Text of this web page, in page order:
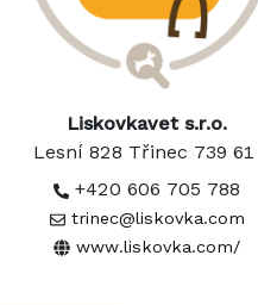
Liskovkavet s.r.o.
Lesní 828 Třinec 739 61
+420 606 705 788
trinec@liskovka.com
www.liskovka.com/